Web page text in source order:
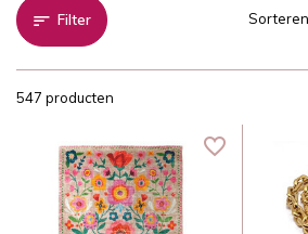
Filter
547 producten